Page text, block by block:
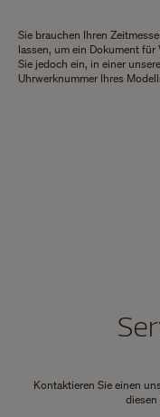
Sie brauchen Ihren
lassen, um ein Dokument für
Sie jedoch ein, in einer
Uhrwerknummer Ihres
Kontaktieren Sie einen